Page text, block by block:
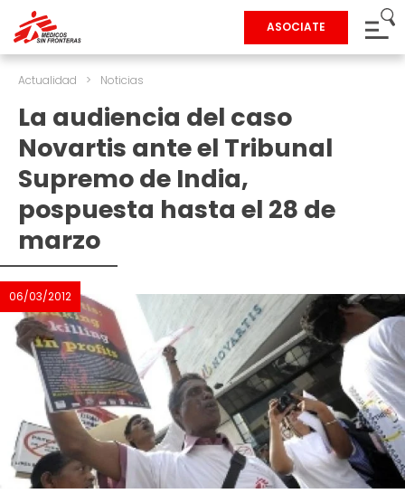
ASOCIATE
Actualidad > Noticias
La audiencia del caso
Novartis ante el Tribunal
Supremo de India,
pospuesta hasta el 28 de
marzo
06/03/2012